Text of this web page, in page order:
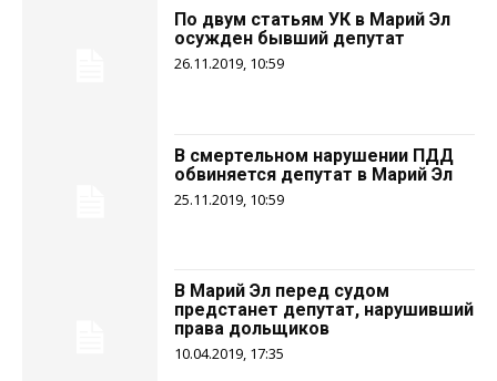
По двум статьям УК в Марий Эл
осужден бывший депутат
26.11.2019, 10:59
В смертельном нарушении ПДД
обвиняется депутат в Марий Эл
25.11.2019, 10:59
В Марий Эл перед судом
предстанет депутат, нарушивший
права дольщиков
10.04.2019, 17:35